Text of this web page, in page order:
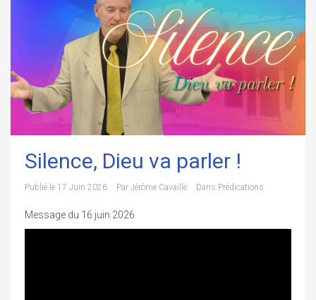
Silence, Dieu va parler !
Publié le 17 Juin 2026 Par Jérôme Cavaillé Dans Prédications
Message du 16 juin 2026